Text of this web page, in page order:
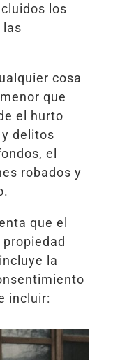
los
las
cosa
que
el hurto
delitos
el
robados y
que el
la
incluir: